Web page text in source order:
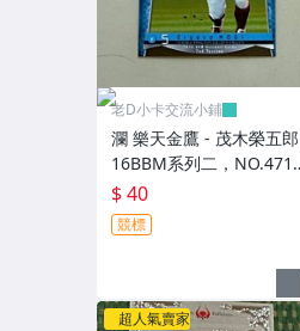
老D小卡交流小鋪
瀾 樂天金鷹 - 茂木榮五郎 (
16BBM系列二，NO.471)
RC新人卡
$ 40
競標
超人氣賣家